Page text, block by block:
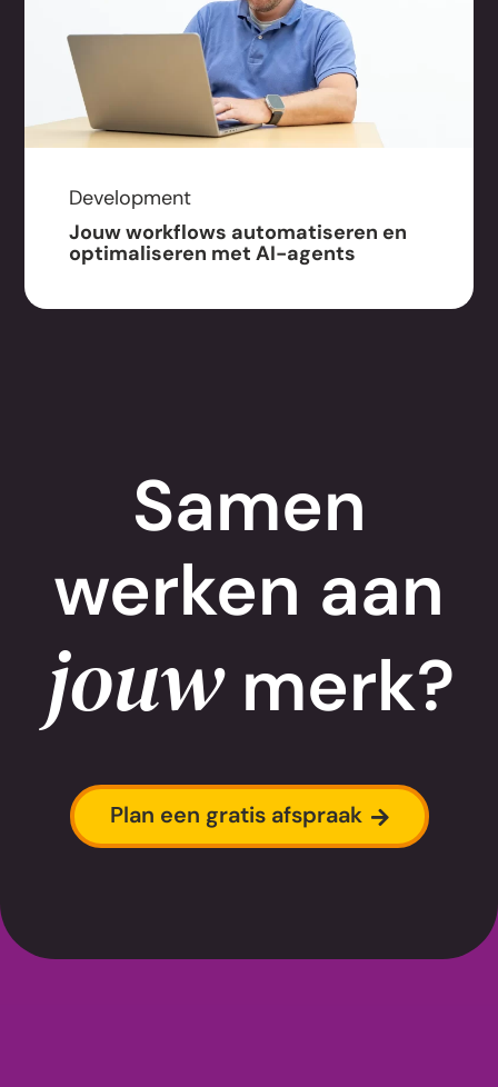
Development
Jouw workflows automatiseren en
optimaliseren met AI-agents
Samen
werken aan
jouwmerk?
Plan een gratis afspraak